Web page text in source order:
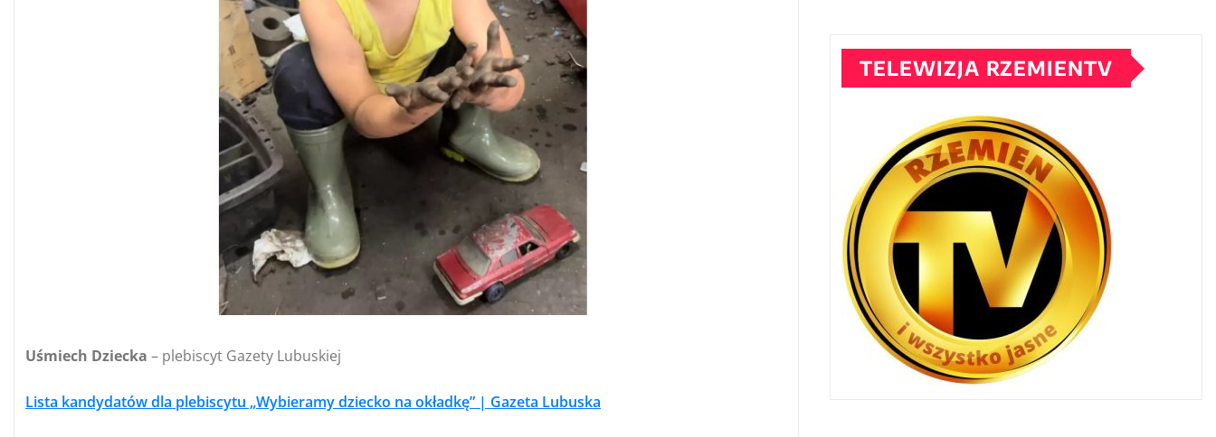
Uśmiech Dziecka – plebiscyt Gazety Lubuskiej
Lista kandydatów dla plebiscytu „Wybieramy dziecko na okładkę” | Gazeta Lubuska
TELEWIZJA RZEMIENTV